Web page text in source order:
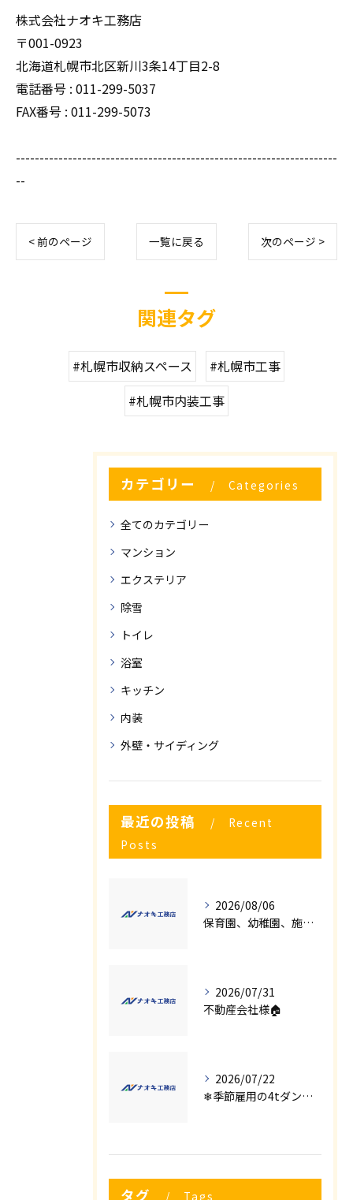
株式会社ナオキ工務店
〒001-0923
北海道札幌市北区新川3条14丁目2-8
電話番号 : 011-299-5037
FAX番号 : 011-299-5073
--------------------------------------------------------------------
--
< 前のページ 一覧に戻る 次のページ >
関連タグ
#札幌市収納スペース
#札幌市工事
#札幌市内装工事
カテゴリー Categories
全てのカテゴリー
マンション
エクステリア
除雪
トイレ
浴室
キッチン
内装
外壁・サイディング
最近の投稿
Recent
Posts
2026/08/06
保育園、幼稚園、施設様！！内装リフォームでお悩み事はございませんか？
2026/07/31
不動産会社様🏠
2026/07/22
❄季節雇用の4tダンプの運転手募集⛄
タグ Tags